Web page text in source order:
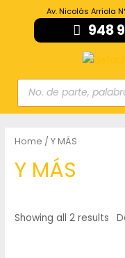
Av. Nicolás Arriola
948
Home / Y MÁS
Y MÁS
Showing all 2 results